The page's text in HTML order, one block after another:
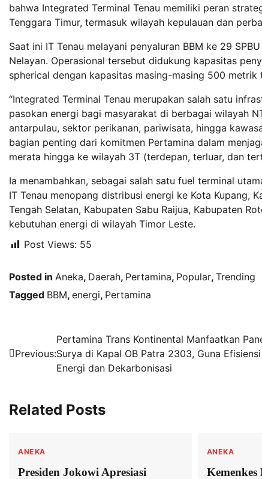
bahwa Integrated Terminal Tenau memiliki peran
Tenggara Timur, termasuk wilayah kepulauan dan
Saat ini IT Tenau melayani penyaluran BBM ke 29
Nelayan. Operasional tersebut didukung kapasitas
spherical dengan kapasitas masing-masing 500 metrik
“Integrated Terminal Tenau merupakan salah satu
pasokan energi bagi masyarakat di berbagai wilayah
antarpulau, sektor perikanan, pariwisata, hingga
bagian penting dari komitmen Pertamina dalam
merata hingga ke wilayah 3T (terdepan, terluar, dan
Ia menambahkan, sebagai salah satu fuel terminal
IT Tenau menopang distribusi energi ke Kota Kupang,
Tengah Selatan, Kabupaten Sabu Raijua, Kabupaten
kebutuhan energi di wilayah Timor Leste.
Post Views: 55
Posted in Aneka, Daerah, Pertamina, Popular, Trending
Tagged BBM, energi, Pertamina
Navigasi
pos
Previous:
Pertamina Trans Kontinental Manfaatkan
Surya di Kapal OB Patra 2303, Guna Efisiensi
Energi dan Dekarbonisasi
Related Posts
ANEKA
Presiden Jokowi Apresiasi
ANEKA